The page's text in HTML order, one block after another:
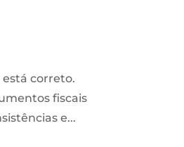
correto.
fiscais
e...